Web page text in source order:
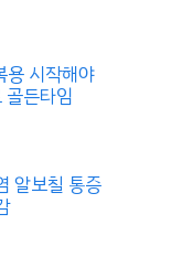
용 시작해야
골든타임
알보칠 통증